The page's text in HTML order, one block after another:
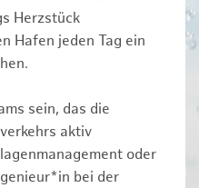
Herzstück
Hafen jeden Tag ein
sein, das die
aktiv
oder
bei der